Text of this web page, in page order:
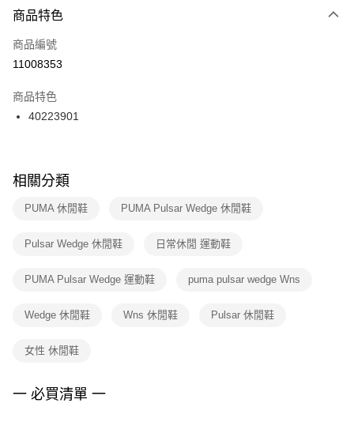
３．安心：先確認商品／服務後，再付款。
【「AFTEE先享後付」結帳流程】
１．於結帳方式選擇「AFTEE先享後付」後，將跳轉至「AFTEE先享後付」
２．訂單成立數日內，您將收到繳費通知簡訊。
３．收到繳費通知簡訊後14天內，點擊此簡訊中的連結，可透過四大超商／
ATM／網路銀行／等多元方式進行付款，方視為交易完成。
※ 交易是否成功請以「AFTEE先享後付 」之結帳頁面顯示為準，若有關於
是否繳費成功／繳費後需取消欲退款等相關疑問，請聯繫「AFTEE先享後付
客戶支援中心」https://netprotections.freshdesk.com/support/home
１．透過由恩沛科技股份有限公司提供之「AFTEE先享後付」服務完成之交
權轉讓予恩沛科技股份有限公司。
３．未成年的使用者請事先徵得法定代理人或監護人之同意方可使用
任。
請求用戶進行身份認證。
５．嚴禁一人註冊多個帳號或使用他人資訊註冊。若發現惡意使用之情形，
每筆NT$100，滿NT$1,500(含以上)免運費
宅配
每筆NT$100，滿NT$1,500(含以上)免運費
付款後門市自取
每筆NT$100，滿NT$1,500(含以上)免運費
商品特色
商品編號
11008353
商品特色
40223901
相關分類
PUMA 休閒鞋 PUMA Pulsar Wedge 休閒鞋
Pulsar Wedge 休閒鞋 日常休閒 運動鞋
PUMA Pulsar Wedge 運動鞋 puma pulsar wedge Wns
Wedge 休閒鞋 Wns 休閒鞋 Pulsar 休閒鞋
女性 休閒鞋
一 必買清單 一